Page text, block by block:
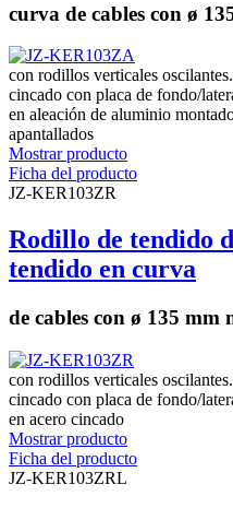
curva de cables con ø
con rodillos verticales
cincado con placa de fondo/
en aleación de aluminio
apantallados
Mostrar producto
Ficha del producto
JZ-KER103ZR
Rodillo de tendido
tendido en curva
de cables con ø 135 mm
con rodillos verticales
cincado con placa de fondo/
en acero cincado
Mostrar producto
Ficha del producto
JZ-KER103ZRL